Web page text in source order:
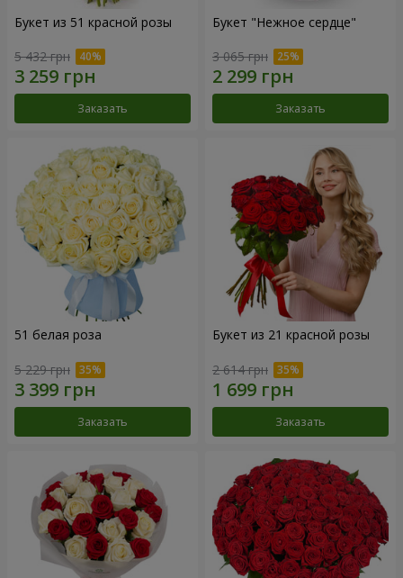
Букет из 51 красной розы
5 432 грн
Заказать
Букет "Нежное сердце"
3 065 грн
Заказать
51 белая роза
5 229 грн
Заказать
Букет из 21 красной розы
2 614 грн
Заказать